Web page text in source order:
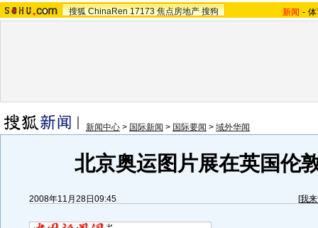
搜狐 ChinaRen 17173 焦点房地产 搜狗 新闻 -
新闻中心 > 国际新闻 > 国际要闻 > 域外华闻
北京奥运图片展在英国伦
2008年11月28日09:45 [我